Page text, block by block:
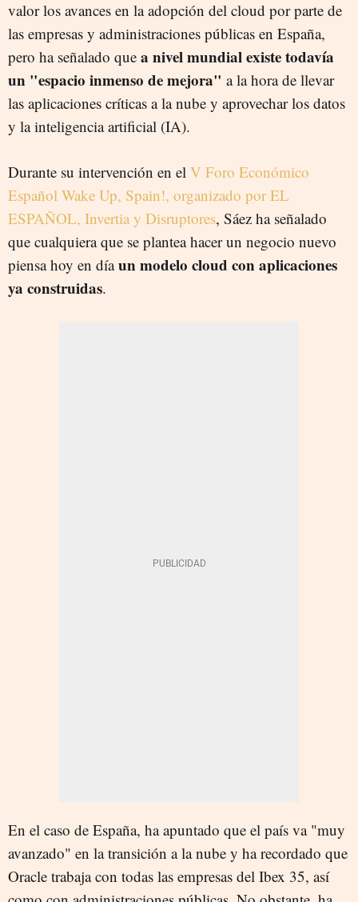
valor los avances en la adopción del cloud por parte de
las empresas y administraciones públicas en España,
pero ha señalado que a nivel mundial existe todavía
un "espacio inmenso de mejora" a la hora de llevar
las aplicaciones críticas a la nube y aprovechar los datos
y la inteligencia artificial (IA).
Durante su intervención en el V Foro Económico
Español Wake Up, Spain!, organizado por EL
ESPAÑOL, Invertia y Disruptores, Sáez ha señalado
que cualquiera que se plantea hacer un negocio nuevo
piensa hoy en díaun modelo cloud con aplicaciones
ya construidas.
En el caso de España, ha apuntado que el país va "muy
avanzado" en la transición a la nube y ha recordado que
Oracle trabaja con todas las empresas del Ibex 35, así